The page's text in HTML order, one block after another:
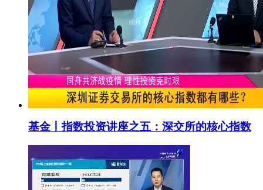
基金丨指数投资讲座之五：深交所的核心指数